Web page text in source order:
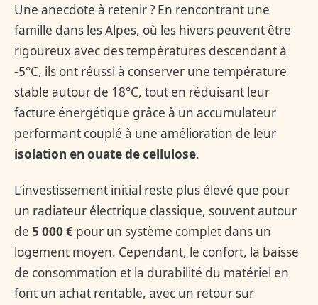
Une anecdote à retenir ? En rencontrant une
famille dans les Alpes, où les hivers peuvent être
rigoureux avec des températures descendant à
-5°C, ils ont réussi à conserver une température
stable autour de 18°C, tout en réduisant leur
facture énergétique grâce à un accumulateur
performant couplé à une amélioration de leur
isolation en ouate de cellulose.
L’investissement initial reste plus élevé que pour
un radiateur électrique classique, souvent autour
de 5 000 € pour un système complet dans un
logement moyen. Cependant, le confort, la baisse
de consommation et la durabilité du matériel en
font un achat rentable, avec un retour sur